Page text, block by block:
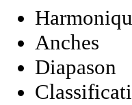
Anches
Diapason